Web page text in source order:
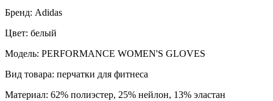
Бренд: Adidas
Цвет: белый
Модель: PERFORMANCE WOMEN'S GLOVES
Вид товара: перчатки для фитнеса
Материал: 62% полиэстер, 25% нейлон, 13% эластан